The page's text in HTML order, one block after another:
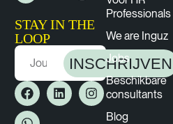
STAY IN THE
LOOP
INSCHRIJVEN
Professionals
We are Inguz
Jobs
Beschikbare
consultants
Blog